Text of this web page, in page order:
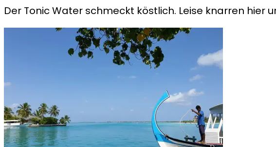
Der Tonic Water schmeckt köstlich. Leise knarren hier